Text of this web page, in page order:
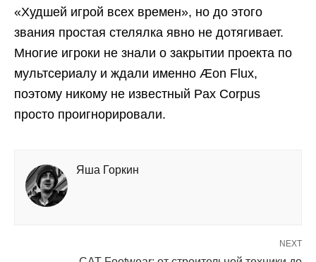
«Худшей игрой всех времен», но до этого
звания простая стелялка явно не дотягивает.
Многие игроки не знали о закрытии проекта по
мультсериалу и ждали именно Æon Flux,
поэтому никому не известный Pax Corpus
просто проигнорировали.
Яша Горкин
NEXT